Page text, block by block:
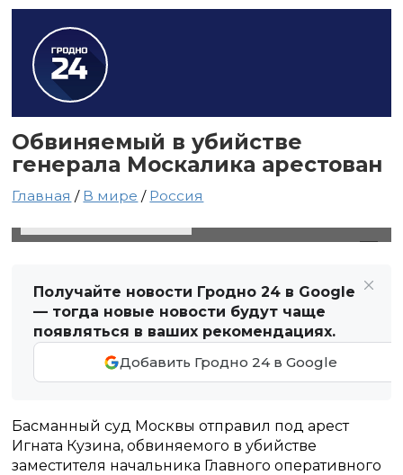
Обвиняемый в убийстве
генерала Москалика арестован
Главная / В мире / Россия
Получайте новости Гродно 24 в Google
— тогда новые новости будут чаще
появляться в ваших рекомендациях.
Добавить Гродно 24 в Google
Басманный суд Москвы отправил под арест
Игната Кузина, обвиняемого в убийстве
заместителя начальника Главного оперативного